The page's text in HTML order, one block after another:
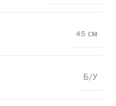
45 см
Б/У